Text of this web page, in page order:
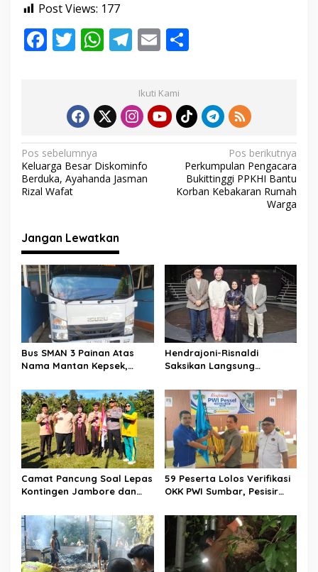
Post Views: 177
F
o
k
T
er
W
s
A
p
p
T
e
gr
a
m
E
ai
l e
Ikuti Kami
N
a
v
g
a
s
i
o
s
Pos sebelumnya
Keluarga Besar Diskominfo
Berduka, Ayahanda Jasman
Rizal Wafat
Pos berikutnya
Perkumpulan Pengacara
Bukittinggi PPKHI Bantu
Korban Kebakaran Rumah
Warga
Jangan Lewatkan
Bus SMAN 3 Painan Atas
Nama Mantan Kepsek,
Kredit
Hendrajoni-Risnaldi
Saksikan Langsung
Jakarta, Panggung
D’Academy 8 Menggelegar!
Camat Pancung Soal Lepas
Kontingen Jambore dan
kepada Peserta
59 Peserta Lolos Verifikasi
OKK PWI Sumbar, Pesisir
11 Peserta